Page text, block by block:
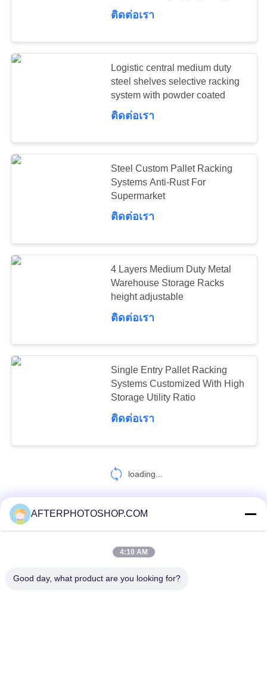
Drive-in Pallet
Racking
Industrial
Workbenches
57
Tool Chest Cabinet
Cantilever Racking
ติดต่อเรา
Logistic central medium duty
steel shelves selective racking
system with powder coated
ติดต่อเรา
Steel Custom Pallet Racking
Systems Anti-Rust For
Supermarket
ติดต่อเรา
4 Layers Medium Duty Metal
Warehouse Storage Racks
height adjustable
ติดต่อเรา
Single Entry Pallet Racking
Systems Customized With High
Storage Utility Ratio
ติดต่อเรา
loading...
ติดต่อเรา!
AFTERPHOTOSHOP.COM
4:10 AM
Good day, what product are you looking for?